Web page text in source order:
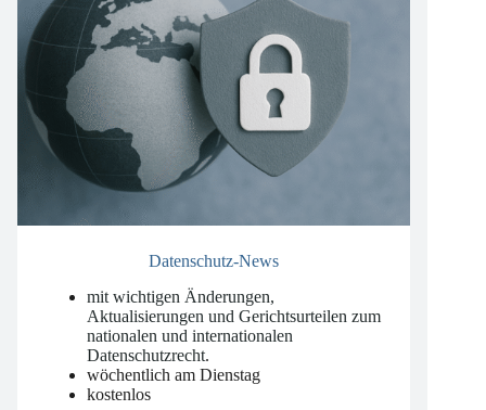
Datenschutz-News
mit wichtigen Änderungen,
Aktualisierungen und Gerichtsurteilen zum
nationalen und internationalen
Datenschutzrecht.
wöchentlich am Dienstag